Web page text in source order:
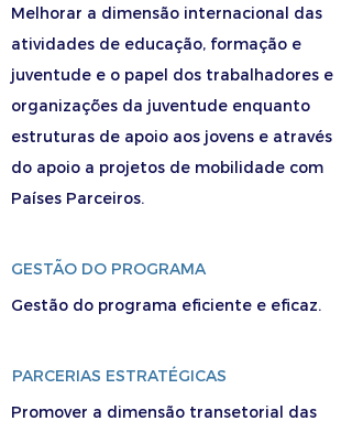
Melhorar a dimensão internacional das
atividades de educação, formação e
juventude e o papel dos trabalhadores e
organizações da juventude enquanto
estruturas de apoio aos jovens e através
do apoio a projetos de mobilidade com
Países Parceiros.
GESTÃO DO PROGRAMA
Gestão do programa eficiente e eficaz.
PARCERIAS ESTRATÉGICAS
Promover a dimensão transetorial das